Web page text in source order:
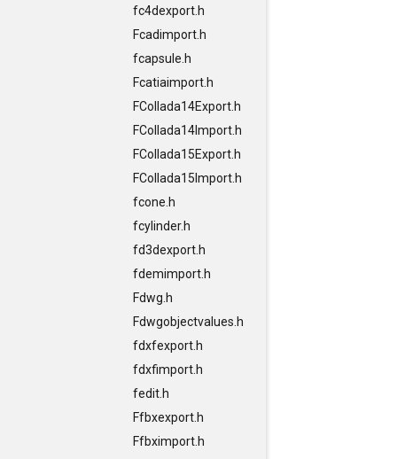
fc4dexport.h
Fcadimport.h
fcapsule.h
Fcatiaimport.h
FCollada14Export.h
FCollada14Import.h
FCollada15Export.h
FCollada15Import.h
fcone.h
fcylinder.h
fd3dexport.h
fdemimport.h
Fdwg.h
Fdwgobjectvalues.h
fdxfexport.h
fdxfimport.h
fedit.h
Ffbxexport.h
Ffbximport.h